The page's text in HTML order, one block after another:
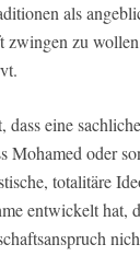
als
zwingen zu
dass eine
Mohamed oder
totalitäre
entwickelt hat,